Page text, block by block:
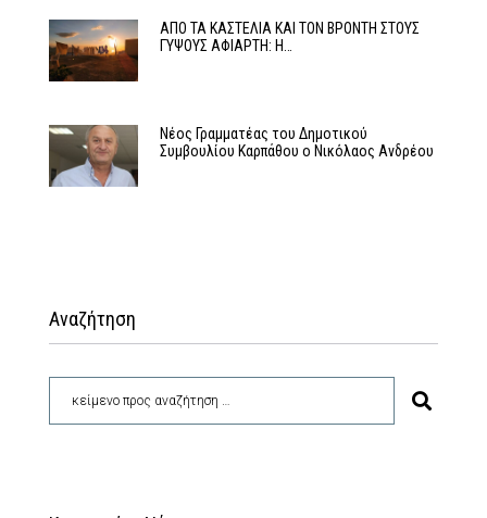
ΑΠΟ ΤΑ ΚΑΣΤΕΛΙΑ ΚΑΙ ΤΟΝ ΒΡΟΝΤΗ ΣΤΟΥΣ
ΓΥΨΟΥΣ ΑΦΙΑΡΤΗ: Η…
Νέος Γραμματέας του Δημοτικού
Συμβουλίου Καρπάθου ο Νικόλαος Ανδρέου
Αναζήτηση